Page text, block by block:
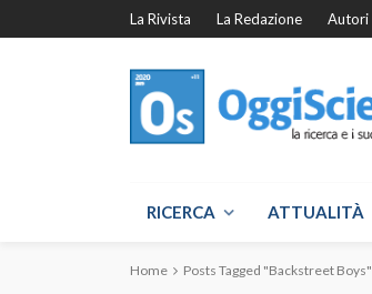
La Rivista La Redazione Autori
RICERCA ATTUALITÀ
Home Posts Tagged "Backstreet Boys"